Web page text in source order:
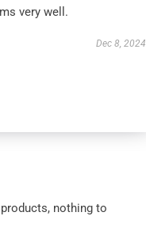
very well.
Dec 8, 2024
nothing to